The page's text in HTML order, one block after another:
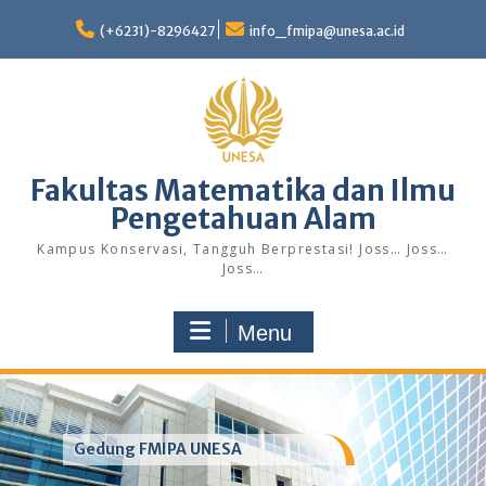
content
(+6231)-8296427 info_fmipa@unesa.ac.id
Fakultas Matematika dan Ilmu
Pengetahuan Alam
Kampus Konservasi, Tangguh Berprestasi! Joss… Joss…
Joss…
Menu
Gedung FMIPA UNESA